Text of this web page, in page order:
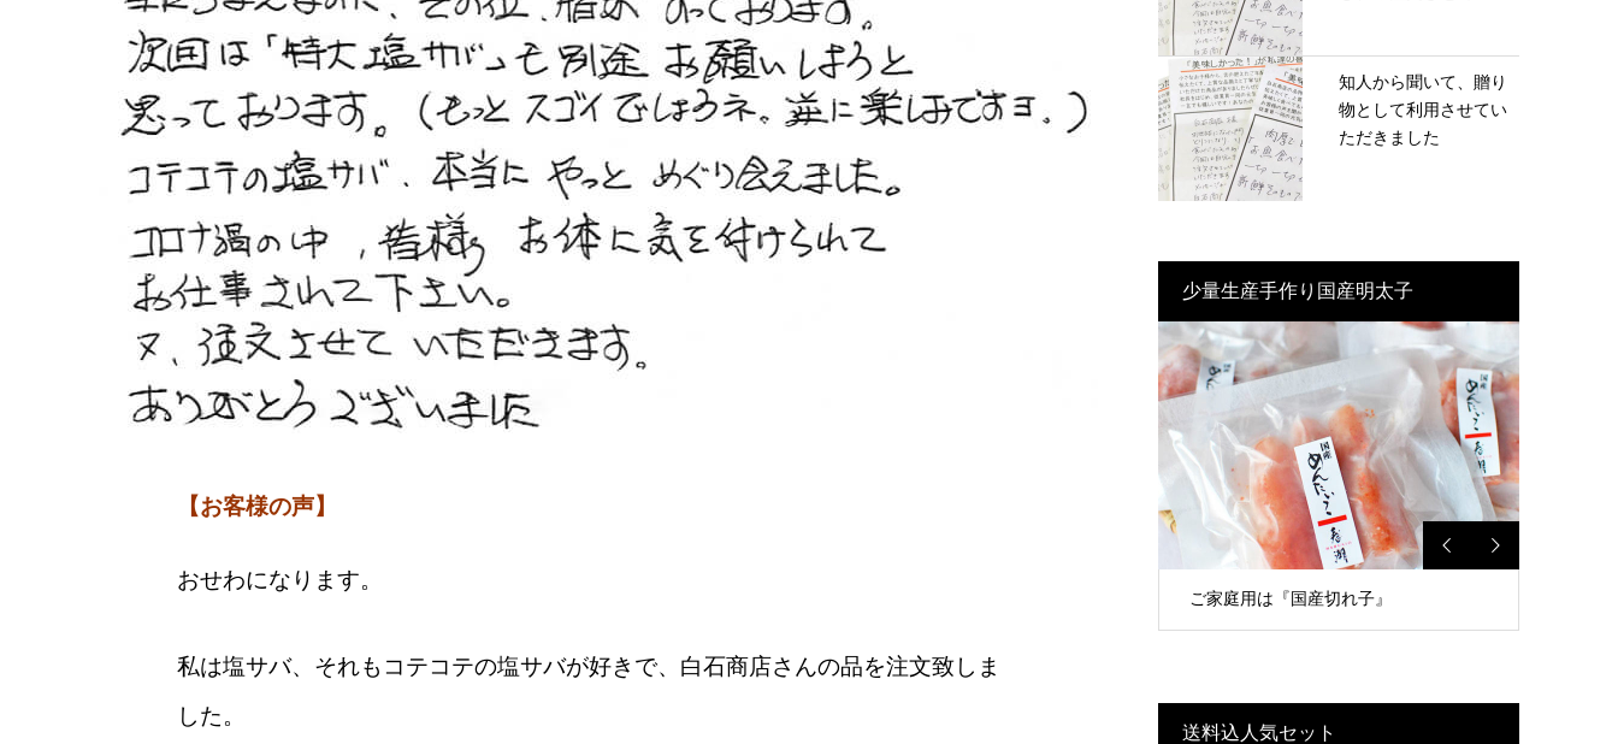
【お客様の声】
おせわになります。
私は塩サバ、それもコテコテの塩サバが好きで、白石商店さんの品を注文致しま
した。
知人から聞いて、贈り
物として利用させてい
ただきました
少量生産手作り国産明太子
ご家庭用は『国産切れ子』
送料込人気セット